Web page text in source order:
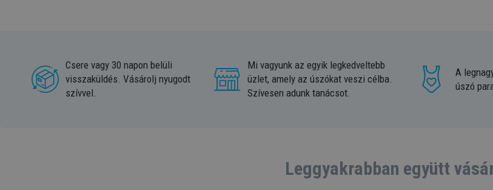
Csere vagy 30 napon belüli
visszaküldés. Vásárolj nyugodt
szívvel.
Mi vagyunk az egyik legkedveltebb
üzlet, amely az úszókat veszi célba.
Szívesen adunk tanácsot.
A
úszó
Leggyakrabban együtt